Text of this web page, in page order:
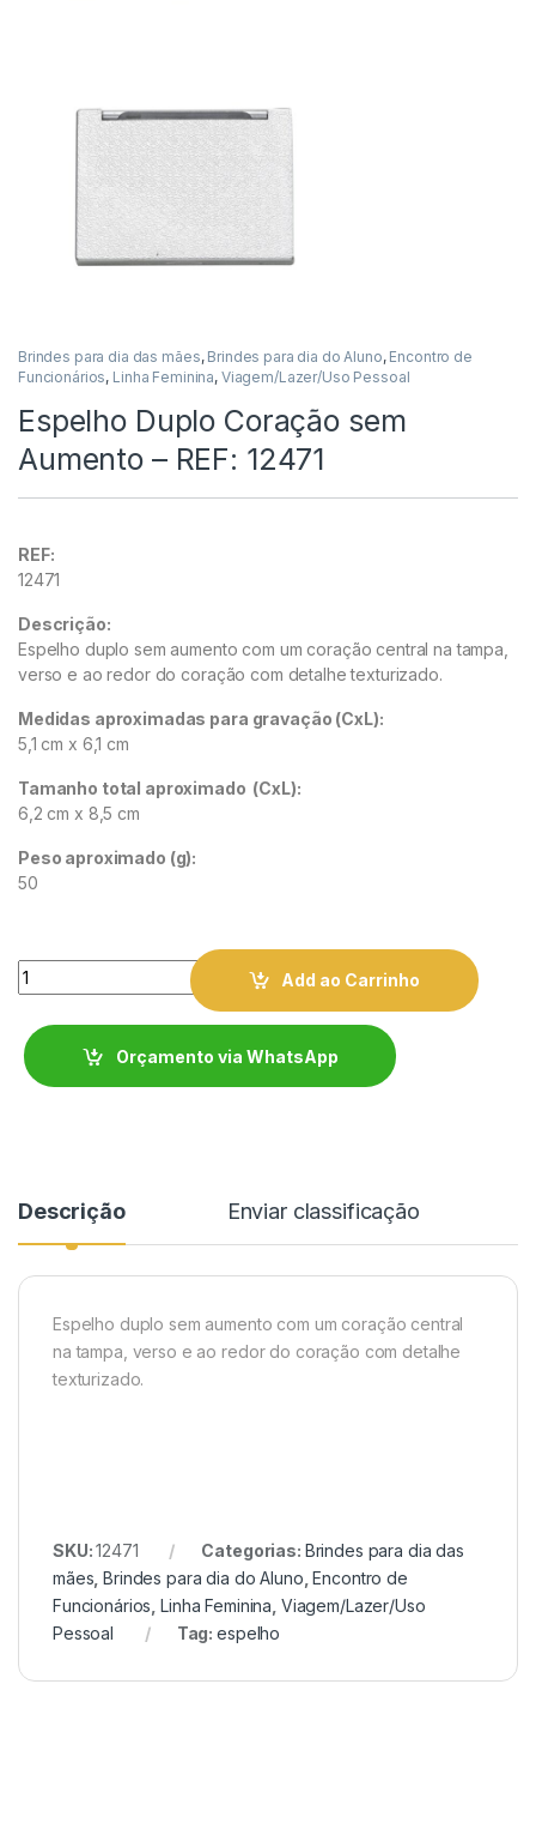
Brindes para dia das mães, Brindes para dia do Aluno, Encontro de
Funcionários, Linha Feminina, Viagem/Lazer/Uso Pessoal
Espelho Duplo Coração sem
Aumento – REF: 12471
REF:
12471
Descrição:
Espelho duplo sem aumento com um coração central na tampa,
verso e ao redor do coração com detalhe texturizado.
Medidas aproximadas para gravação (CxL):
5,1 cm x 6,1 cm
Tamanho total aproximado (CxL):
6,2 cm x 8,5 cm
Peso aproximado (g):
50
Quantity
Add ao Carrinho
Orçamento via WhatsApp
Descrição Enviar classificação
Espelho duplo sem aumento com um coração central
na tampa, verso e ao redor do coração com detalhe
texturizado.
SKU:12471 Categorias: Brindes para dia das
mães,Brindes para dia do Aluno,Encontro de
Funcionários,Linha Feminina, Viagem/Lazer/Uso
Pessoal
Tag:espelho